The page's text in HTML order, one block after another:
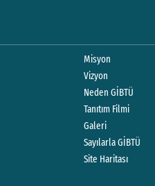
Misyon
Vizyon
Neden GİBTÜ
Tanıtım Filmi
Galeri
Sayılarla GİBTÜ
Site Haritası